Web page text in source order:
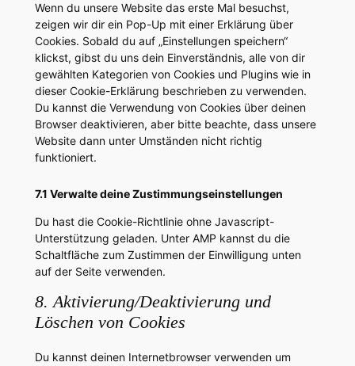
Wenn du unsere Website das erste Mal besuchst,
zeigen wir dir ein Pop-Up mit einer Erklärung über
Cookies. Sobald du auf „Einstellungen speichern“
klickst, gibst du uns dein Einverständnis, alle von dir
gewählten Kategorien von Cookies und Plugins wie in
dieser Cookie-Erklärung beschrieben zu verwenden.
Du kannst die Verwendung von Cookies über deinen
Browser deaktivieren, aber bitte beachte, dass unsere
Website dann unter Umständen nicht richtig
funktioniert.
7.1 Verwalte deine Zustimmungseinstellungen
Du hast die Cookie-Richtlinie ohne Javascript-
Unterstützung geladen. Unter AMP kannst du die
Schaltfläche zum Zustimmen der Einwilligung unten
auf der Seite verwenden.
8. Aktivierung/Deaktivierung und
Löschen von Cookies
Du kannst deinen Internetbrowser verwenden um